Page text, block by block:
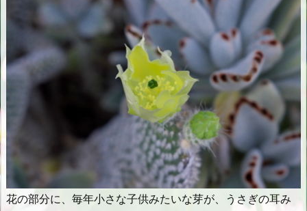
花の部分に、毎年小さな子供みたいな芽が、うさぎの耳み